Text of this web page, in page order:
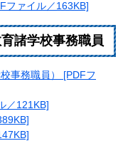
ファイル／163KB]
諸学校事務職員
事務職員） [PDFフ
／121KB]